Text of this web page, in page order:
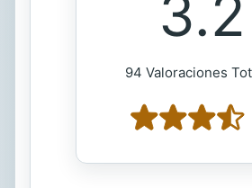
3.2
94 Valoraciones